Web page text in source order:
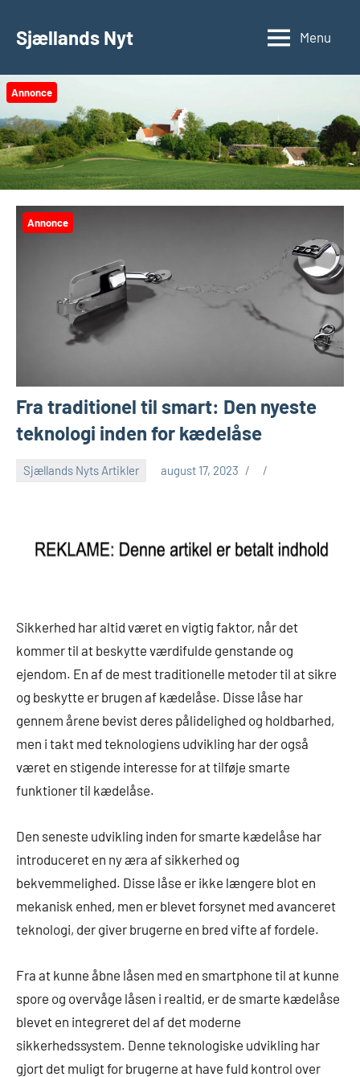
Sjællands Nyt Menu
Annonce
Annonce
Fra traditionel til smart: Den nyeste
teknologi inden for kædelåse
Sjællands Nyts Artikler august 17, 2023
Sikkerhed har altid været en vigtig faktor, når det
kommer til at beskytte værdifulde genstande og
ejendom. En af de mest traditionelle metoder til at sikre
og beskytte er brugen af kædelåse. Disse låse har
gennem årene bevist deres pålidelighed og holdbarhed,
men i takt med teknologiens udvikling har der også
været en stigende interesse for at tilføje smarte
funktioner til kædelåse.
Den seneste udvikling inden for smarte kædelåse har
introduceret en ny æra af sikkerhed og
bekvemmelighed. Disse låse er ikke længere blot en
mekanisk enhed, men er blevet forsynet med avanceret
teknologi, der giver brugerne en bred vifte af fordele.
Fra at kunne åbne låsen med en smartphone til at kunne
spore og overvåge låsen i realtid, er de smarte kædelåse
blevet en integreret del af det moderne
sikkerhedssystem. Denne teknologiske udvikling har
gjort det muligt for brugerne at have fuld kontrol over